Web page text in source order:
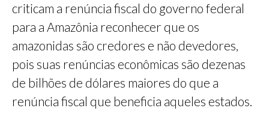
criticam a renúncia fiscal do governo federal
para a Amazônia reconhecer que os
amazonidas são credores e não devedores,
pois suas renúncias econômicas são dezenas
de bilhões de dólares maiores do que a
renúncia fiscal que beneficia aqueles estados.